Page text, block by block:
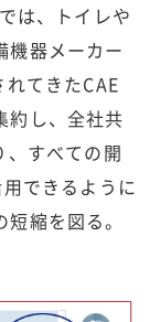
は、トイレや
機器メーカー
てきたCAE
約し、全社共
、すべての開
できるように
縮を図る。